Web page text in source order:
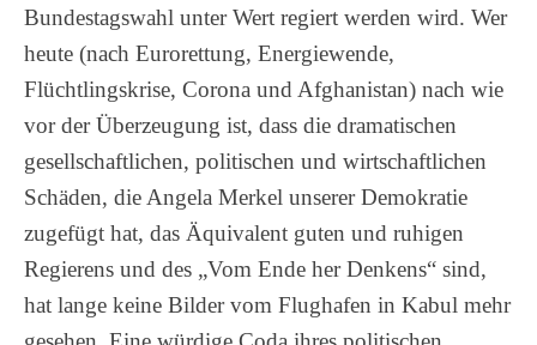
Bundestagswahl unter Wert regiert werden wird. Wer
heute (nach Eurorettung, Energiewende,
Flüchtlingskrise, Corona und Afghanistan) nach wie
vor der Überzeugung ist, dass die dramatischen
gesellschaftlichen, politischen und wirtschaftlichen
Schäden, die Angela Merkel unserer Demokratie
zugefügt hat, das Äquivalent guten und ruhigen
Regierens und des „Vom Ende her Denkens“ sind,
hat lange keine Bilder vom Flughafen in Kabul mehr